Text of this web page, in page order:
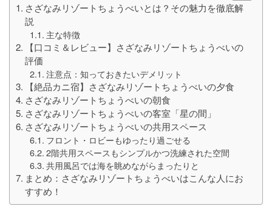
さざなみリゾートちょうべいとは？その魅力を徹底解
説
主な特徴
【口コミ＆レビュー】さざなみリゾートちょうべいの
評価
注意点：知っておきたいデメリット
【絶品カニ宿】さざなみリゾートちょうべいの夕食
さざなみリゾートちょうべいの朝食
さざなみリゾートちょうべいの客室「星の間」
さざなみリゾートちょうべいの共用スペース
フロント・ロビーもゆったり過ごせる
2階共用スペースもシンプルかつ洗練された空間
共用風呂では海を眺めながらまったりと
まとめ：さざなみリゾートちょうべいはこんな人にお
すすめ！